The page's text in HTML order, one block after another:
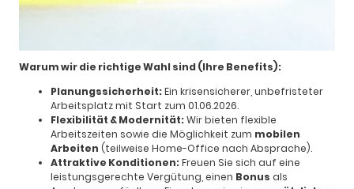
Warum wir die richtige Wahl sind (Ihre Benefits):
Planungssicherheit:Ein krisensicherer, unbefristeter
Arbeitsplatz mit Start zum 01.06.2026.
Flexibilität & Modernität:Wir bieten flexible
Arbeitszeiten sowie die Möglichkeit zum mobilen
Arbeiten (teilweise Home-Office nach Absprache).
Attraktive Konditionen:Freuen Sie sich auf eine
leistungsgerechte Vergütung, einen Bonus als